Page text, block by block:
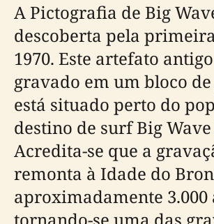
A Pictografia de Big
descoberta pela
1970. Este artefato
gravado em um bloco
está situado perto do
destino de surf Big Wave
Acredita-se que a
remonta à Idade do
aproximadamente 3.000